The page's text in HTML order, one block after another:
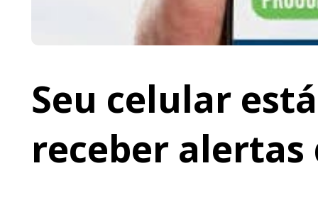
Seu celular
receber alertas